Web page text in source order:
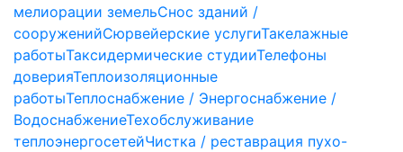
мелиорации земельСнос зданий /
сооруженийСюрвейерские услугиТакелажные
работыТаксидермические студииТелефоны
доверияТеплоизоляционные
работыТеплоснабжение / Энергоснабжение /
ВодоснабжениеТехобслуживание
теплоэнергосетейЧистка / реставрация пухо-